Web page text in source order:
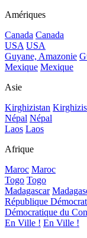
Amériques
Canada Canada
USA USA
Guyane, Amazonie
Mexique Mexique
Asie
Kirghizistan
Népal Népal
Laos Laos
Afrique
Maroc Maroc
Togo Togo
Madagascar
République
Démocratique du
En Ville ! En Ville !